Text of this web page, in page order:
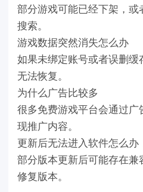
部分游戏可能已经下架，
搜索。
游戏数据突然消失怎么办
如果未绑定账号或者误删
无法恢复。
为什么广告比较多
很多免费游戏平台会通过广
现推广内容。
更新后无法进入软件怎么办
部分版本更新后可能存在
修复版本。